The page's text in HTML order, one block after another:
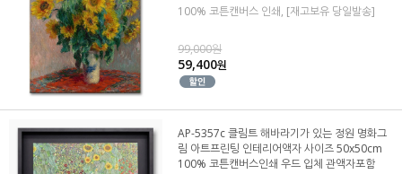
100% 코튼캔버스 인쇄, [재고보유 당일발송]
99,000원
59,400원
AP-5357c 클림트 해바라기가 있는 정원 명화그
림 아트프린팅 인테리어액자 사이즈 50x50cm
100% 코튼캔버스인쇄 우드 입체 관액자포함